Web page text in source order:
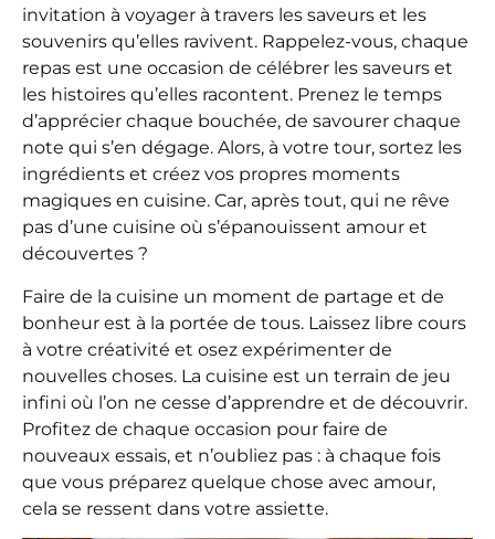
invitation à voyager à travers les saveurs et les
souvenirs qu’elles ravivent. Rappelez-vous, chaque
repas est une occasion de célébrer les saveurs et
les histoires qu’elles racontent. Prenez le temps
d’apprécier chaque bouchée, de savourer chaque
note qui s’en dégage. Alors, à votre tour, sortez les
ingrédients et créez vos propres moments
magiques en cuisine. Car, après tout, qui ne rêve
pas d’une cuisine où s’épanouissent amour et
découvertes ?
Faire de la cuisine un moment de partage et de
bonheur est à la portée de tous. Laissez libre cours
à votre créativité et osez expérimenter de
nouvelles choses. La cuisine est un terrain de jeu
infini où l’on ne cesse d’apprendre et de découvrir.
Profitez de chaque occasion pour faire de
nouveaux essais, et n’oubliez pas : à chaque fois
que vous préparez quelque chose avec amour,
cela se ressent dans votre assiette.